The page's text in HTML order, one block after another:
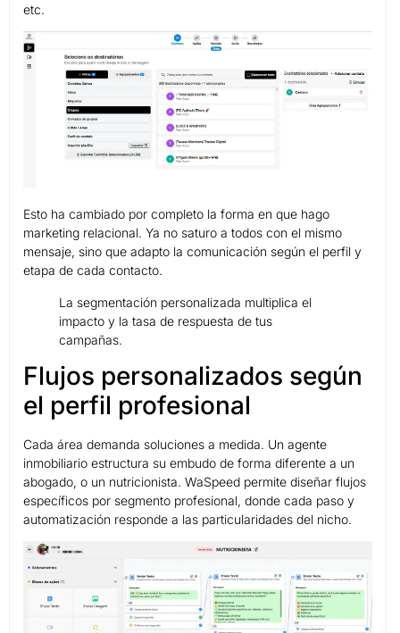
etc.
Esto ha cambiado por completo la forma en que hago
marketing relacional. Ya no saturo a todos con el mismo
mensaje, sino que adapto la comunicación según el perfil y
etapa de cada contacto.
La segmentación personalizada multiplica el
impacto y la tasa de respuesta de tus
campañas.
Flujos personalizados según
el perfil profesional
Cada área demanda soluciones a medida. Un agente
inmobiliario estructura su embudo de forma diferente a un
abogado, o un nutricionista. WaSpeed permite diseñar flujos
específicos por segmento profesional, donde cada paso y
automatización responde a las particularidades del nicho.